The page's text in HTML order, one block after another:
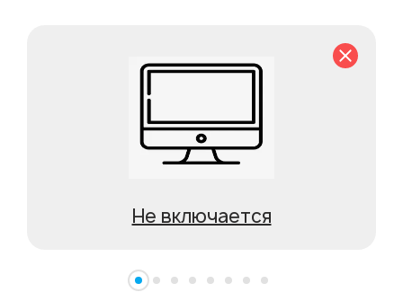
Не включается